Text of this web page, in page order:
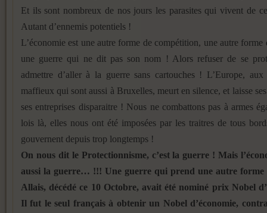
Et ils sont nombreux de nos jours les parasites qui vivent de
Autant d’ennemis potentiels !
L’économie est une autre forme de compétition, une autre forme
une guerre qui ne dit pas son nom ! Alors refuser de se
admettre d’aller à la guerre sans cartouches ! L’Europe, aux
maffieux qui sont aussi à Bruxelles, meurt en silence, et laisse
ses entreprises disparaitre ! Nous ne combattons pas à armes
lois là, elles nous ont été imposées par les traitres de tous
gouvernent depuis trop longtemps !
On nous dit le Protectionnisme, c’est la guerre ! Mais
aussi la guerre… !!! Une guerre qui prend une autre
Allais, décédé ce 10 Octobre, avait été nominé prix Nobel
Il fut le seul français à obtenir un Nobel d’économie,